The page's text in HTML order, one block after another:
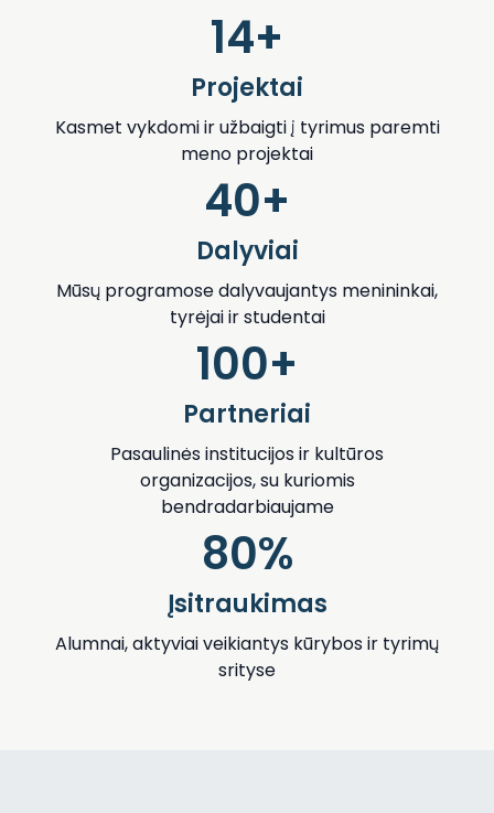
14+
Projektai
Kasmet vykdomi ir užbaigti į tyrimus paremti
meno projektai
40+
Dalyviai
Mūsų programose dalyvaujantys menininkai,
tyrėjai ir studentai
100+
Partneriai
Pasaulinės institucijos ir kultūros
organizacijos, su kuriomis
bendradarbiaujame
80%
Įsitraukimas
Alumnai, aktyviai veikiantys kūrybos ir tyrimų
srityse